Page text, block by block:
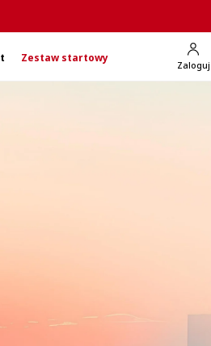
Zestaw startowy
Zaloguj